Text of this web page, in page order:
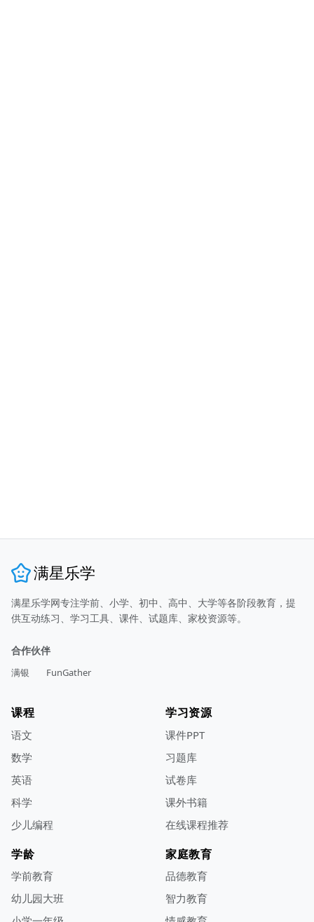
满星乐学
满星乐学网专注学前、小学、初中、高中、大学等各阶段教育，提
供互动练习、学习工具、课件、试题库、家校资源等。
合作伙伴
满银 FunGather
课程
语文
数学
英语
科学
少儿编程
学习资源
课件PPT
习题库
试卷库
课外书籍
在线课程推荐
学龄
学前教育
幼儿园大班
家庭教育
品德教育
智力教育